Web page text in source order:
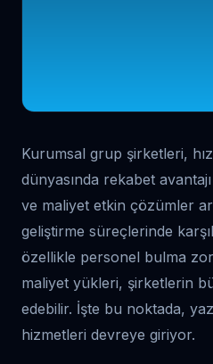
Kurumsal grup şirketleri,
dünyasında rekabet
ve maliyet etkin çözümler
geliştirme süreçlerinde
özellikle personel bulma
maliyet yükleri, şirketlerin
edebilir. İşte bu noktada,
hizmetleri devreye giriyor.